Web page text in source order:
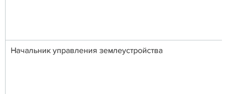
Начальник управления землеустройства